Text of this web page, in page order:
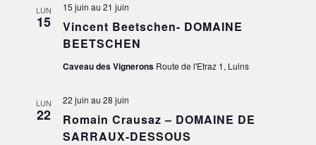
LUN
15
Vincent Beetschen- DOMAINE
BEETSCHEN
15 juin au 21 juin
Caveau des Vignerons Route de l'Etraz 1, Luins
LUN
22
Romain Crausaz – DOMAINE DE
SARRAUX-DESSOUS
22 juin au 28 juin